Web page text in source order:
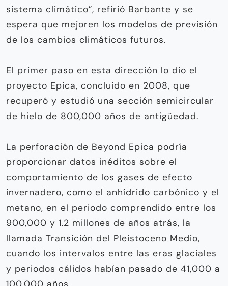
sistema climático”, refirió Barbante y se
espera que mejoren los modelos de previsión
de los cambios climáticos futuros.
El primer paso en esta dirección lo dio el
proyecto Epica, concluido en 2008, que
recuperó y estudió una sección semicircular
de hielo de 800,000 años de antigüedad.
La perforación de Beyond Epica podría
proporcionar datos inéditos sobre el
comportamiento de los gases de efecto
invernadero, como el anhídrido carbónico y el
metano, en el periodo comprendido entre los
900,000 y 1.2 millones de años atrás, la
llamada Transición del Pleistoceno Medio,
cuando los intervalos entre las eras glaciales
y periodos cálidos habían pasado de 41,000 a